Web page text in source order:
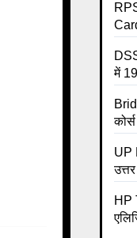
क्या
में
तक
UP
up
HP